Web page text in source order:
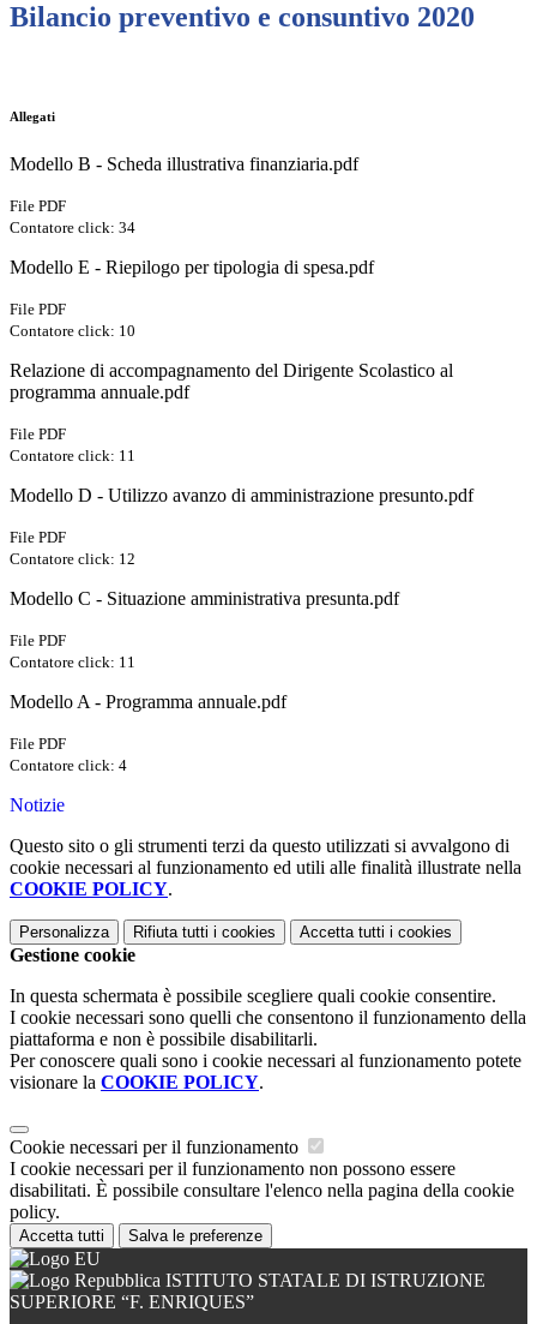
Bilancio preventivo e consuntivo 2020
Allegati
Modello B - Scheda illustrativa finanziaria.pdf
File PDF
Contatore click: 34
Modello E - Riepilogo per tipologia di spesa.pdf
File PDF
Contatore click: 10
Relazione di accompagnamento del Dirigente Scolastico al
programma annuale.pdf
File PDF
Contatore click: 11
Modello D - Utilizzo avanzo di amministrazione presunto.pdf
File PDF
Contatore click: 12
Modello C - Situazione amministrativa presunta.pdf
File PDF
Contatore click: 11
Modello A - Programma annuale.pdf
File PDF
Contatore click: 4
Notizie
Questo sito o gli strumenti terzi da questo utilizzati si avvalgono di
cookie necessari al funzionamento ed utili alle finalità illustrate nella
COOKIE POLICY.
Personalizza Rifiuta tutti i cookies Accetta tutti i cookies
Gestione cookie
In questa schermata è possibile scegliere quali cookie consentire.
I cookie necessari sono quelli che consentono il funzionamento della
piattaforma e non è possibile disabilitarli.
Per conoscere quali sono i cookie necessari al funzionamento potete
visionare la COOKIE POLICY.
Cookie necessari per il funzionamento
I cookie necessari per il funzionamento non possono essere
disabilitati. È possibile consultare l'elenco nella pagina della cookie
policy.
Accetta tutti Salva le preferenze
ISTITUTO STATALE DI ISTRUZIONE
SUPERIORE “F. ENRIQUES”